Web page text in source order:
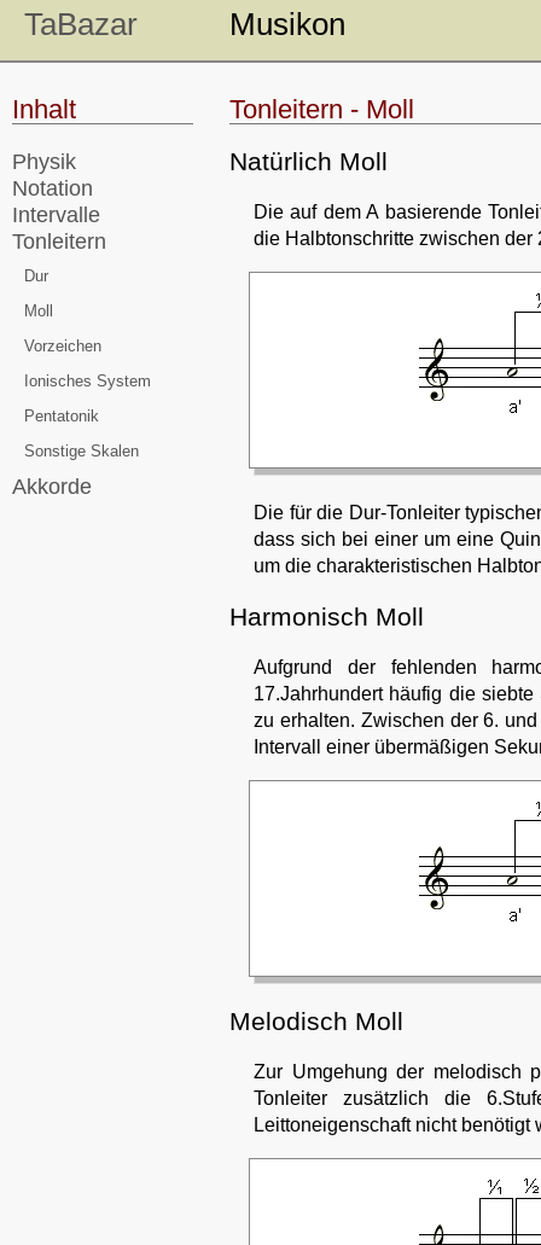
Inhalt
Physik
Notation
Intervalle
Tonleitern
Dur
Moll
Vorzeichen
Ionisches System
Pentatonik
Sonstige Skalen
Akkorde
TaBazar Musikon
Tonleitern - Moll
Natürlich Moll
Die auf dem A basierende
die Halbtonschritte zwischen der
Die für die Dur-Tonleiter
dass sich bei einer um eine
um die charakteristischen
Harmonisch Moll
Aufgrund der fehlenden
17.Jahrhundert häufig die
zu erhalten. Zwischen der 6.
Intervall einer übermäßigen
Melodisch Moll
Zur Umgehung der melodisch
Tonleiter zusätzlich die
Leittoneigenschaft nicht benötigt